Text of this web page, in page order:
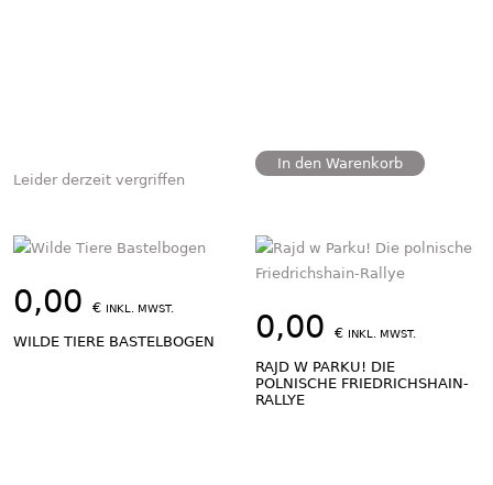
Leider derzeit vergriffen
In den Warenkorb
0,00 € INKL. MWST.
WILDE TIERE BASTELBOGEN 0,00€ INKL. MWST.
RAJD W PARKU! DIE
POLNISCHE FRIEDRICHSHAIN-
RALLYE